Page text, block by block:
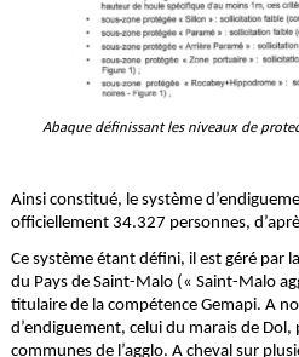
Abaque définissant les niveaux de
Ainsi constitué, le système
officiellement 34.327 personnes,
Ce système étant défini, il est géré par
du Pays de Saint-Malo (« Saint-Malo
titulaire de la compétence Gemapi. A
d’endiguement, celui du marais de
communes de l’agglo. A cheval sur